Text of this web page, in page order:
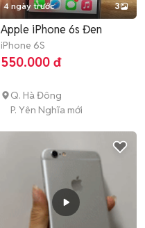
4 ngày trước 3
Apple iPhone 6s Đen
iPhone 6S
550.000 đ
Q. Hà Đông
P. Yên Nghĩa mới